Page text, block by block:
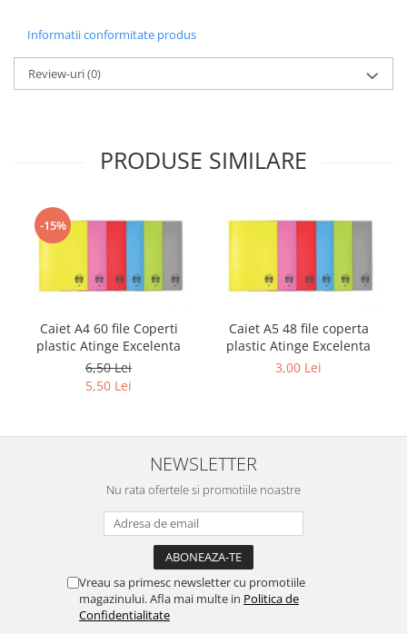
Panza de pictura
Informatii conformitate produs
Review-uri(0)
PRODUSE SIMILARE
-15%
Caiet A4 60 file Coperti
plastic Atinge Excelenta
6,50 Lei
5,50 Lei
Caiet A5 48 file coperta
plastic Atinge Excelenta
3,00 Lei
NEWSLETTER
Nu rata ofertele si promotiile noastre
Vreau sa primesc newsletter cu promotiile
magazinului. Afla mai multe in Politica de
Confidentialitate